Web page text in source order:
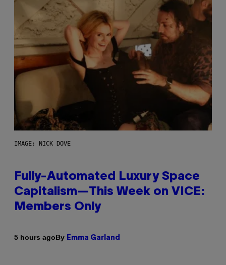
IMAGE: NICK DOVE
Fully-Automated Luxury Space
Capitalism—This Week on VICE:
Members Only
5 hours agoBy Emma Garland